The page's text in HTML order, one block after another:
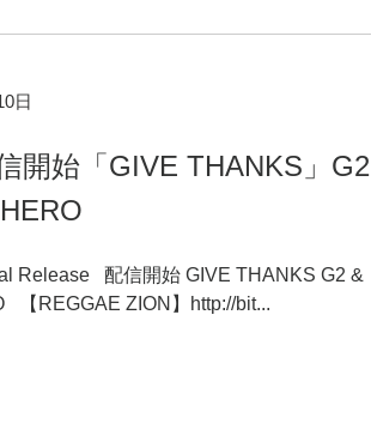
日
開始「GIVE THANKS」G2
Release 配信開始 GIVE THANKS G2 &
【REGGAE ZION】http://bit...